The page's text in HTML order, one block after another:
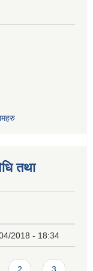
तथा
2018 - 18:34
2 3